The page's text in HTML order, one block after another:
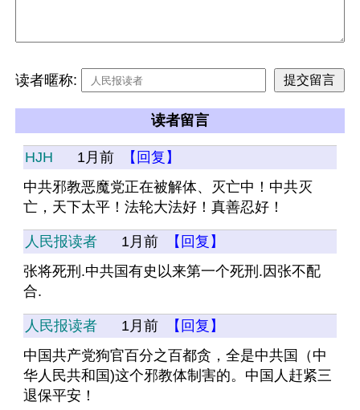
读者暱称:
读者留言
HJH 1月前
【回复】
中共邪教恶魔党正在被解体、灭亡中！中共灭
亡，天下太平！法轮大法好！真善忍好！
人民报读者 1月前
【回复】
张将死刑.中共国有史以来第一个死刑.因张不配
合.
人民报读者 1月前
【回复】
中国共产党狗官百分之百都贪，全是中共国（中
华人民共和国)这个邪教体制害的。中国人赶紧三
退保平安！